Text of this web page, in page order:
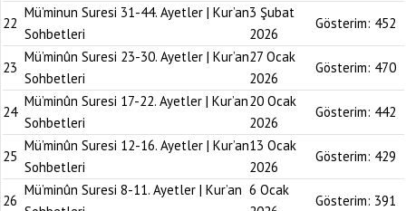
22
Mü’minun Suresi 31-44. Ayetler | Kur’an
Sohbetleri
3 Şubat
2026
Gösterim: 452
23
Mü’minûn Suresi 23-30. Ayetler | Kur’an
Sohbetleri
27 Ocak
2026
Gösterim: 470
24
Mü’minûn Suresi 17-22. Ayetler | Kur’an
Sohbetleri
20 Ocak
2026
Gösterim: 442
25
Mü’minûn Suresi 12-16. Ayetler | Kur’an
Sohbetleri
13 Ocak
2026
Gösterim: 429
26
Mü’minûn Suresi 8-11. Ayetler | Kur’an 6 Ocak
Gösterim: 391